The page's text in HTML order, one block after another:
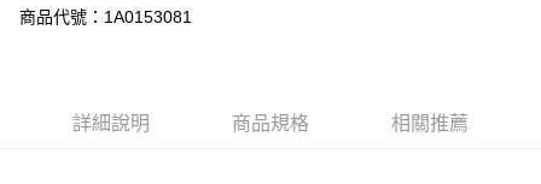
相關說明
１．簡單：不需註冊會員、不需綁卡、不需儲值。
２．便利：只要手機號碼，簡訊認證，即可結帳。
全家--滿2000元免運
商品代號：1A0153081
詳細說明 商品規格 相關推薦